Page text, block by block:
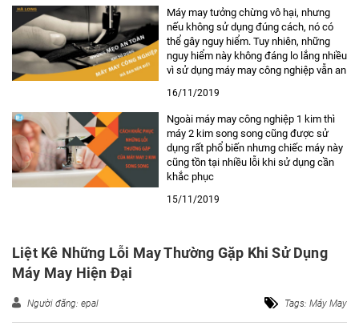
Máy may tưởng chừng vô hại, nhưng
nếu không sử dụng đúng cách, nó có
thể gây nguy hiểm. Tuy nhiên, những
nguy hiểm này không đáng lo lắng nhiều
vì sử dụng máy may công nghiệp vẫn an
hay lái xe. Với máy may công nghiệp […]
16/11/2019
Ngoài máy may công nghiệp 1 kim thì
máy 2 kim song song cũng được sử
dụng rất phổ biến nhưng chiếc máy này
cũng tồn tại nhiều lỗi khi sử dụng cần
khắc phục
15/11/2019
Liệt Kê Những Lỗi May Thường Gặp Khi Sử Dụng
Máy May Hiện Đại
Người đăng: epal Tags: Máy May